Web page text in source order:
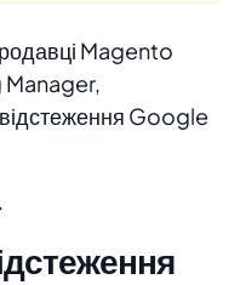
Magento
Manager,
Google